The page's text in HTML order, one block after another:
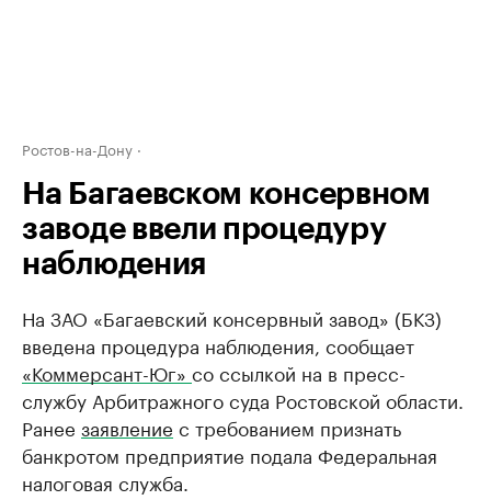
Ростов-на-Дону
На Багаевском консервном
заводе ввели процедуру
наблюдения
На ЗАО «Багаевский консервный завод» (БКЗ)
введена процедура наблюдения, сообщает
«Коммерсант-Юг» со ссылкой на в пресс-
службу Арбитражного суда Ростовской области.
Ранее заявление с требованием признать
банкротом предприятие подала Федеральная
налоговая служба.